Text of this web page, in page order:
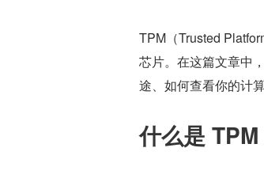
TPM（Trusted
芯片。在这篇文章中
途、如何查看你的计
什么是 TPM